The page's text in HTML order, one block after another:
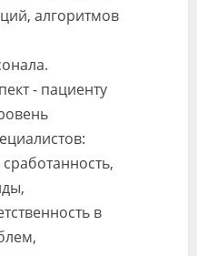
алгоритмов
- пациенту
в